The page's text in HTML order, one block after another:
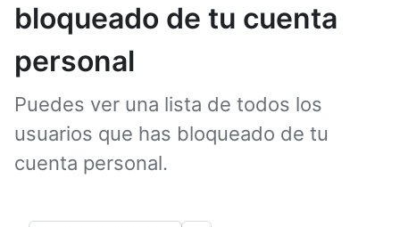
bloqueado de tu cuenta
personal
Puedes ver una lista de todos los
usuarios que has bloqueado de tu
cuenta personal.